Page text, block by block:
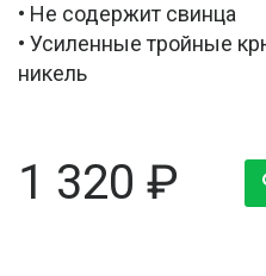
• Не содержит свинца
• Усиленные тройные
никель
1 320 ₽